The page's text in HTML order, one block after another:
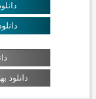
دانلود